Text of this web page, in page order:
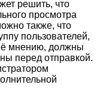
решить, что
просмотра
также, что
пользователей,
мнению, должны
перед отправкой.